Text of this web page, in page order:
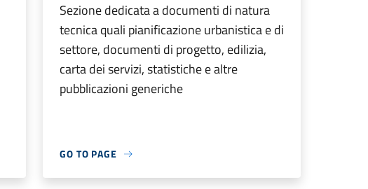
Sezione dedicata a documenti di natura
tecnica quali pianificazione urbanistica e di
settore, documenti di progetto, edilizia,
carta dei servizi, statistiche e altre
pubblicazioni generiche
GO TO PAGE